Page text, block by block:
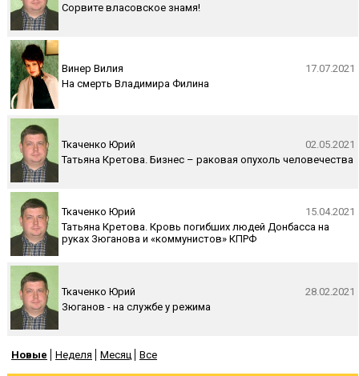
Сорвите власовское знамя!
Винер Вилия
17.07.2021
На смерть Владимира Филина
Ткаченко Юрий
02.05.2021
Татьяна Кретова. Бизнес – раковая опухоль человечества
Ткаченко Юрий
15.04.2021
Татьяна Кретова. Кровь погибших людей Донбасса на
руках Зюганова и «коммунистов» КПРФ
Ткаченко Юрий
28.02.2021
Зюганов - на службе у режима
Новые Неделя Месяц Все